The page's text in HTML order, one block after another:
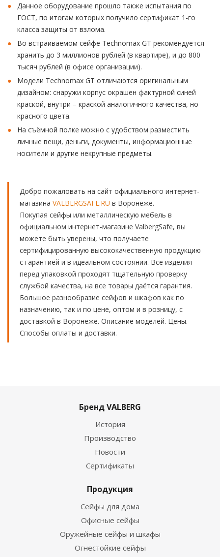
Данное оборудование прошло также испытания по
ГОСТ, по итогам которых получило сертификат 1-го
класса защиты от взлома.
Во встраиваемом сейфе Technomax GT рекомендуется
хранить до 3 миллионов рублей (в квартире), и до 800
тысяч рублей (в офисе организации).
Модели Technomax GT отличаются оригинальным
дизайном: снаружи корпус окрашен фактурной синей
краской, внутри – краской аналогичного качества, но
красного цвета.
На съёмной полке можно с удобством разместить
личные вещи, деньги, документы, информационные
носители и другие некрупные предметы.
Добро пожаловать на сайт официального интернет-
магазина VALBERGSAFE.RU в Воронеже.
Покупая сейфы или металлическую мебель в
официальном интернет-магазине ValbergSafe, вы
можете быть уверены, что получаете
сертифицированную высококачественную продукцию
с гарантией и в идеальном состоянии. Все изделия
перед упаковкой проходят тщательную проверку
службой качества, на все товары даётся гарантия.
Большое разнообразие сейфов и шкафов как по
назначению, так и по цене, оптом и в розницу, с
доставкой в Воронеже. Описание моделей. Цены.
Способы оплаты и доставки.
Бренд VALBERG
История
Производство
Новости
Сертификаты
Продукция
Сейфы для дома
Офисные сейфы
Оружейные сейфы и шкафы
Огнестойкие сейфы